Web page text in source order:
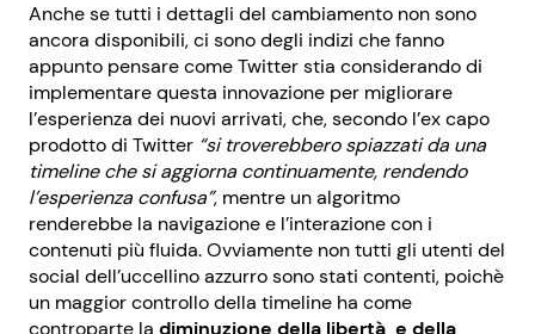
Anche se tutti i dettagli del cambiamento non sono
ancora disponibili, ci sono degli indizi che fanno
appunto pensare come Twitter stia considerando di
implementare questa innovazione per migliorare
l’esperienza dei nuovi arrivati, che, secondo l’ex capo
prodotto di Twitter “si troverebbero spiazzati da una
timeline che si aggiorna continuamente, rendendo
l’esperienza confusa”, mentre un algoritmo
renderebbe la navigazione e l’interazione con i
contenuti più fluida. Ovviamente non tutti gli utenti del
social dell’uccellino azzurro sono stati contenti, poichè
un maggior controllo della timeline ha come
controparte la diminuzione della libertà e della